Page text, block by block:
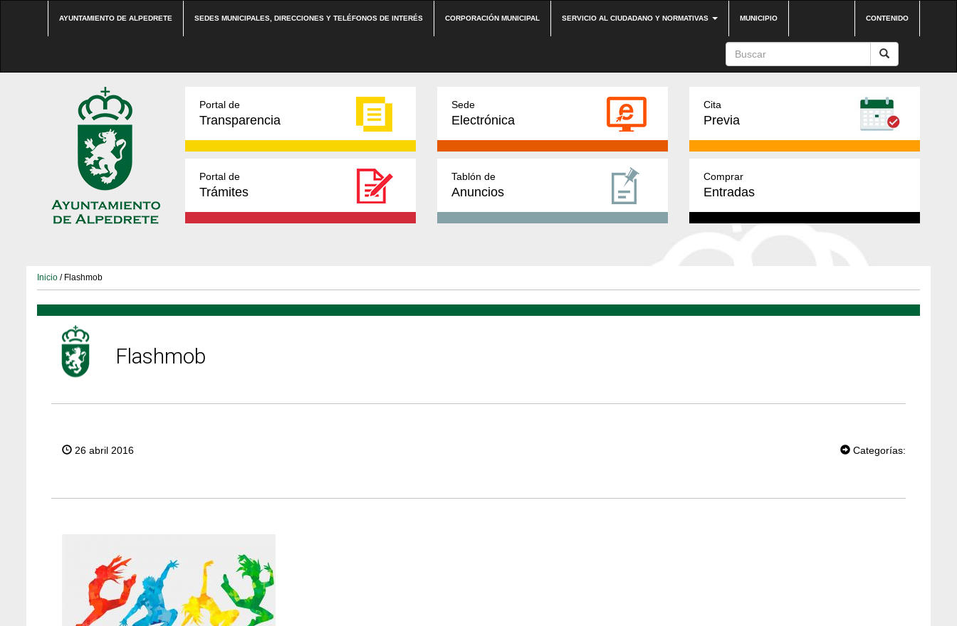
AYUNTAMIENTO DE ALPEDRETE SEDES MUNICIPALES, DIRECCIONES Y TELÉFONOS DE INTERÉS CORPORACIÓN MUNICIPAL SERVICIO AL CIUDADANO Y NORMATIVAS MUNICIPIO CONTENIDO
Portal de
Transparencia
Sede
Electrónica
Cita
Previa
Portal de
Trámites
Tablón de
Anuncios
Comprar
Entradas
Inicio / Flashmob
Flashmob
26 abril 2016 Categorías: